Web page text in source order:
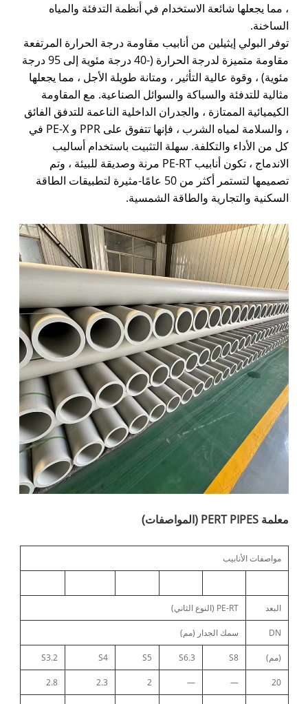
، مما يجعلها شائعة الاستخدام في أنظمة التدفئة والمياه
الساخنة.
توفر البولي إيثيلين من أنابيب مقاومة درجة الحرارة المرتفعة
مقاومة متميزة لدرجة الحرارة (-40 درجة مئوية إلى 95 درجة
مئوية) ، وقوة عالية التأثير ، ومتانة طويلة الأجل ، مما يجعلها
مثالية للتدفئة والسباكة والسوائل الصناعية. مع المقاومة
الكيميائية الممتازة ، والجدران الداخلية الناعمة للتدفق الفائق
، والسلامة لمياه الشرب ، فإنها تتفوق على PPR و PE-X في
كل من الأداء والتكلفة. سهلة التثبيت باستخدام أساليب
الاندماج ، تكون أنابيب PE-RT مرنة وصديقة للبيئة ، وتم
تصميمها لتستمر أكثر من 50 عامًا-مثيرة لتطبيقات الطاقة
السكنية والتجارية والطاقة الشمسية.
معلمة PERT PIPES (المواصفات)
مواصفات الأنابيب
البعد PE-RT (النوع الثاني)
DN سمك الجدار (مم)
(مم) S8
S6.3
S5
S4
S3.2
20
—
—
2
2.3
2.8